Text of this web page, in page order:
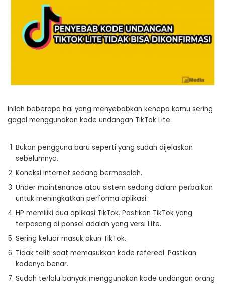
Inilah beberapa hal yang menyebabkan kenapa kamu sering
gagal menggunakan kode undangan TikTok Lite.
Bukan pengguna baru seperti yang sudah dijelaskan
sebelumnya.
Koneksi internet sedang bermasalah.
Under maintenance atau sistem sedang dalam perbaikan
untuk meningkatkan performa aplikasi.
HP memiliki dua aplikasi TikTok. Pastikan TikTok yang
terpasang di ponsel adalah yang versi Lite.
Sering keluar masuk akun TikTok.
Tidak teliti saat memasukkan kode refereal. Pastikan
kodenya benar.
Sudah terlalu banyak menggunakan kode undangan orang